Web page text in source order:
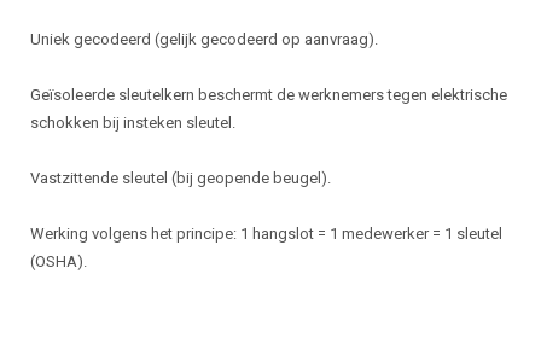
Uniek gecodeerd (gelijk gecodeerd op aanvraag).
Geïsoleerde sleutelkern beschermt de werknemers tegen elektrische
schokken bij insteken sleutel.
Vastzittende sleutel (bij geopende beugel).
Werking volgens het principe: 1 hangslot = 1 medewerker = 1 sleutel
(OSHA).